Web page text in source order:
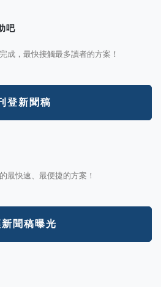
吧
成，最快接觸最多讀者的方案！
登新聞稿
最快速、最便捷的方案！
聞稿曝光